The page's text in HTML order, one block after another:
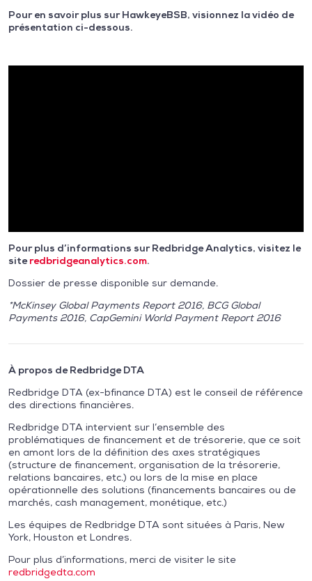
Pour en savoir plus sur HawkeyeBSB, visionnez la vidéo de
présentation ci-dessous.
Pour plus d’informations sur Redbridge Analytics, visitez le
siteredbridgeanalytics.com.
Dossier de presse disponible sur demande.
*McKinsey Global Payments Report 2016, BCG Global
Payments 2016, CapGemini World Payment Report 2016
À propos de Redbridge DTA
Redbridge DTA (ex-bfinance DTA) est le conseil de référence
des directions financières.
Redbridge DTA intervient sur l’ensemble des
problématiques de financement et de trésorerie, que ce soit
en amont lors de la définition des axes stratégiques
(structure de financement, organisation de la trésorerie,
relations bancaires, etc.) ou lors de la mise en place
opérationnelle des solutions (financements bancaires ou de
marchés, cash management, monétique, etc.)
Les équipes de Redbridge DTA sont situées à Paris, New
York, Houston et Londres.
Pour plus d’informations, merci de visiter le site
redbridgedta.com